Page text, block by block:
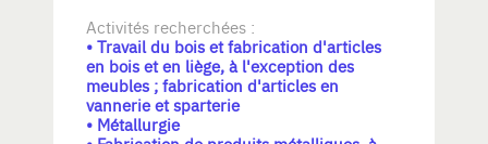
Activités recherchées :
• Travail du bois et fabrication d'articles
en bois et en liège, à l'exception des
meubles ; fabrication d'articles en
vannerie et sparterie
• Métallurgie